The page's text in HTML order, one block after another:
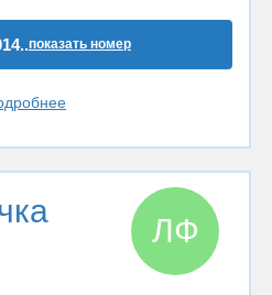
показать номер
ЛФ